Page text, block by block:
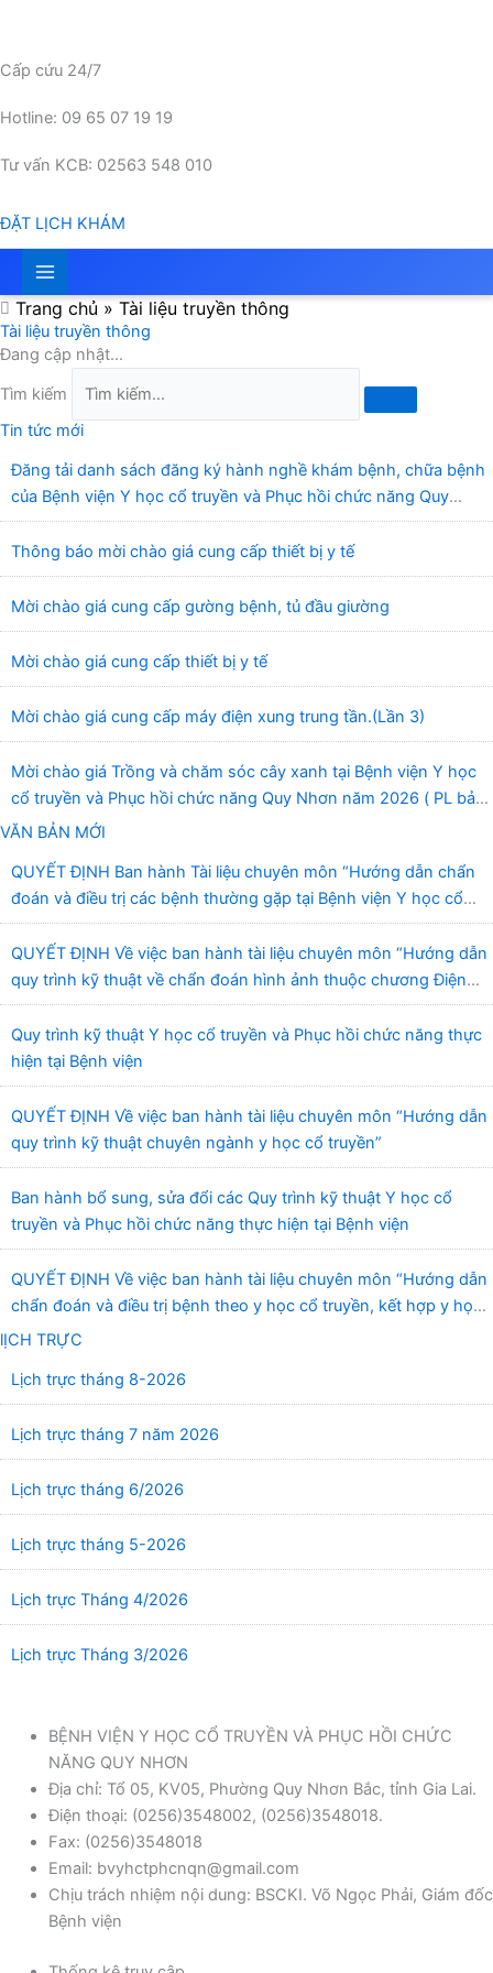
nội
Cấp cứu 24/7
Hotline: 09 65 07 19 19
Tư vấn KCB: 02563 548 010
ĐẶT LỊCH KHÁM
Trang chủ » Tài liệu truyền thông
Tài liệu truyền thông
Đang cập nhật...
Tìm kiếm
Tin tức mới
Đăng tải danh sách đăng ký hành nghề khám bệnh, chữa bệnh
của Bệnh viện Y học cổ truyền và Phục hồi chức năng Quy
Nhơn (22/6/2026)
Thông báo mời chào giá cung cấp thiết bị y tế
Mời chào giá cung cấp gường bệnh, tủ đầu giường
Mời chào giá cung cấp thiết bị y tế
Mời chào giá cung cấp máy điện xung trung tần.(Lần 3)
Mời chào giá Trồng và chăm sóc cây xanh tại Bệnh viện Y học
cổ truyền và Phục hồi chức năng Quy Nhơn năm 2026 ( PL bản
Danh mục hàng hóa, mẫu báo giá kèm theo)
VĂN BẢN MỚI
QUYẾT ĐỊNH Ban hành Tài liệu chuyên môn “Hướng dẫn chẩn
đoán và điều trị các bệnh thường gặp tại Bệnh viện Y học cổ
truyền và Phục hồi chức năng Quy Nhơn”
QUYẾT ĐỊNH Về việc ban hành tài liệu chuyên môn “Hướng dẫn
quy trình kỹ thuật về chẩn đoán hình ảnh thuộc chương Điện
quang”
Quy trình kỹ thuật Y học cổ truyền và Phục hồi chức năng thực
hiện tại Bệnh viện
QUYẾT ĐỊNH Về việc ban hành tài liệu chuyên môn “Hướng dẫn
quy trình kỹ thuật chuyên ngành y học cổ truyền”
Ban hành bổ sung, sửa đổi các Quy trình kỹ thuật Y học cổ
truyền và Phục hồi chức năng thực hiện tại Bệnh viện
QUYẾT ĐỊNH Về việc ban hành tài liệu chuyên môn “Hướng dẫn
chẩn đoán và điều trị bệnh theo y học cổ truyền, kết hợp y học
cổ truyền với y học hiện đại”
lỊCH TRỰC
Lịch trực tháng 8-2026
Lịch trực tháng 7 năm 2026
Lịch trực tháng 6/2026
Lịch trực tháng 5-2026
Lịch trực Tháng 4/2026
Lịch trực Tháng 3/2026
BỆNH VIỆN Y HỌC CỔ TRUYỀN VÀ PHỤC HỒI CHỨC
NĂNG QUY NHƠN
Địa chỉ: Tổ 05, KV05, Phường Quy Nhơn Bắc, tỉnh Gia Lai.
Điện thoại: (0256)3548002, (0256)3548018.
Fax: (0256)3548018
Email: bvyhctphcnqn@gmail.com
Chịu trách nhiệm nội dung: BSCKI. Võ Ngọc Phải, Giám đốc
Bệnh viện